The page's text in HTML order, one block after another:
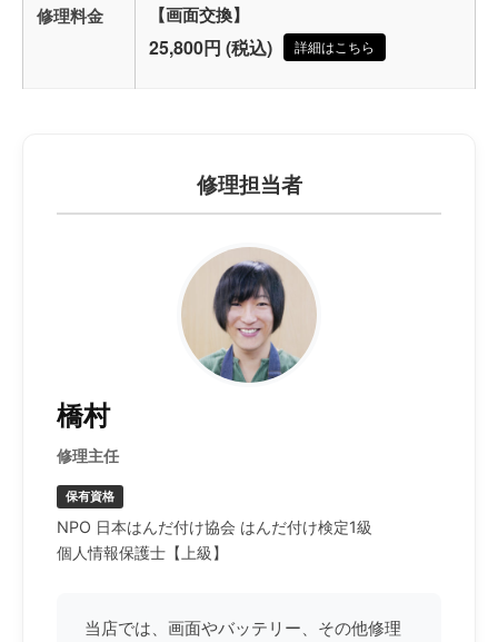
修理料金 【画面交換】
25,800円 (税込) 詳細はこちら
修理担当者
橋村
修理主任
保有資格
NPO 日本はんだ付け協会 はんだ付け検定1級
個人情報保護士【上級】
当店では、画面やバッテリー、その他修理